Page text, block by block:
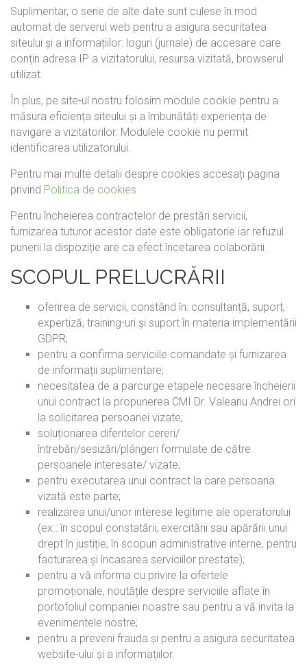
Suplimentar, o serie de alte date sunt culese în mod
automat de serverul web pentru a asigura securitatea
siteului și a informațiilor: loguri (jurnale) de accesare care
conțin adresa IP a vizitatorului, resursa vizitată, browserul
utilizat.
În plus, pe site-ul nostru folosim module cookie pentru a
măsura eficiența siteului și a îmbunătăți experiența de
navigare a vizitatorilor. Modulele cookie nu permit
identificarea utilizatorului.
Pentru mai multe detalii despre cookies accesați pagina
privind Politica de cookies
Pentru încheierea contractelor de prestări servicii,
furnizarea tuturor acestor date este obligatorie iar refuzul
punerii la dispoziție are ca efect încetarea colaborării.
SCOPUL PRELUCRĂRII
oferirea de servicii, constând în: consultanță, suport,
expertiză, training-uri și suport în materia implementării
GDPR;
pentru a confirma serviciile comandate și furnizarea
de informații suplimentare;
necesitatea de a parcurge etapele necesare încheierii
unui contract la propunerea CMI Dr. Valeanu Andrei ori
la solicitarea persoanei vizate;
soluționarea diferitelor cereri/
întrebări/sesizări/plângeri formulate de către
persoanele interesate/ vizate;
pentru executarea unui contract la care persoana
vizată este parte;
realizarea unui/unor interese legitime ale operatorului
(ex.: în scopul constatării, exercitării sau apărării unui
drept în justiție, în scopuri administrative interne, pentru
facturarea și încasarea serviciilor prestate);
pentru a vă informa cu privire la ofertele
promoționale, noutățile despre serviciile aflate în
portofoliul companiei noastre sau pentru a vă invita la
evenimentele nostre;
pentru a preveni frauda și pentru a asigura securitatea
website-ului și a informațiilor.